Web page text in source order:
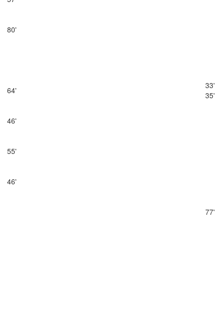
80'
64'
33'
35'
46'
55'
46'
77'